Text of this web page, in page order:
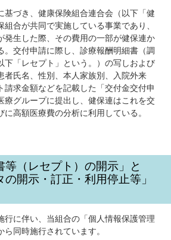
基づき、健康保険組合連合会（以下「健
合が共同で実施している事業であり、
発生した際、その費用の一部が健保連か
。交付申請に際し、診療報酬明細書（調
「レセプト」という。）の写しおよび
者氏名、性別、本人家族別、入院外来
請求金額などを記載した「交付金交付申
療グループに提出し、健保連はこれを交
高額医療費の分析に利用している。
等（レセプト）の開示」と
の開示・訂正・利用停止等」
行に伴い、当組合の「個人情報保護管理
同時施行されています。